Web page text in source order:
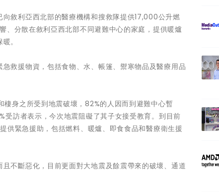
敘利亞西北部的醫療機構和搜救隊提供17,000公升燃
、分散在敘利亞西北部不同避難中心的家庭，提供暖爐
。
救援物資，包括食物、水、帳篷、禦寒物品及醫療用品
身之所受到地震破壞，82%的人因而到避難中心暫
訪者表示，今次地震阻礙了其子女接受教育。到目前
緊急援助，包括燃料、暖爐、即食食品和醫療衛生援
不斷惡化，目前更面對大地震及餘震帶來的破壞、通道